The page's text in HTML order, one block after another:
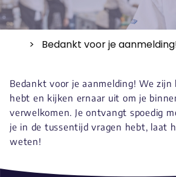
Bedankt voor je
Bedankt voor je aanmelding! We
hebt en kijken ernaar uit om je
verwelkomen. Je ontvangt spoedig
je in de tussentijd vragen hebt, laat
weten!